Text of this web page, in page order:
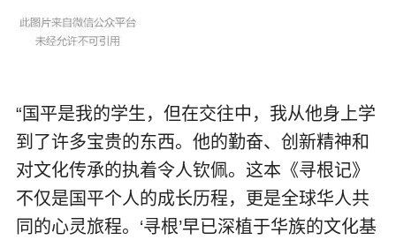
“国平是我的学生，但在交往中，我从他身上学
到了许多宝贵的东西。他的勤奋、创新精神和
对文化传承的执着令人钦佩。这本《寻根记》
不仅是国平个人的成长历程，更是全球华人共
同的心灵旅程。‘寻根’早已深植于华族的文化基